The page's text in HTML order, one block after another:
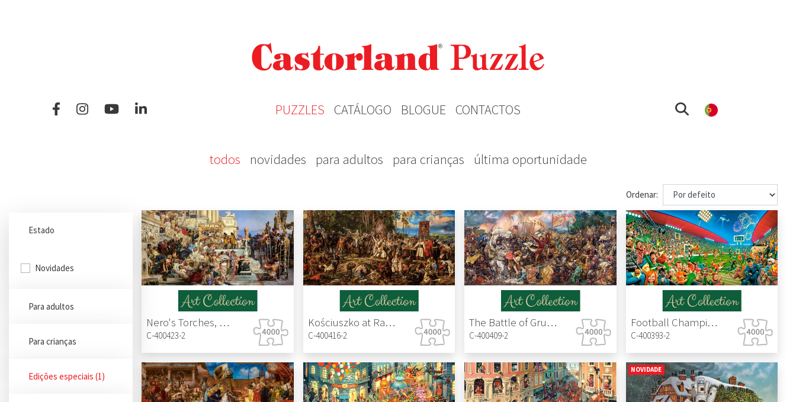
PUZZLES CATÁLOGO BLOGUE CONTACTOS
todos novidades para adultos para crianças última oportunidade
Estado
Novidades
Para adultos
Para crianças
Edições especiais (1)
Ordenar:
Nero's Torches, Henryk Siemiradzki
C-400423-2
Kościuszko at Racławice, Jan Matejko
C-400416-2
The Battle of Grunwald, Jan Matejko
C-400409-2
Football Championship
C-400393-2
NOVIDADE